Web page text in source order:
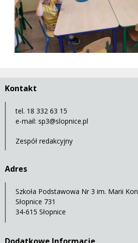
Kontakt
tel. 18 332 63 15
e-mail: sp3@slopnice.pl
Zespół redakcyjny
Adres
Szkoła Podstawowa Nr 3 im. Marii
Słopnice 731
34-615 Słopnice